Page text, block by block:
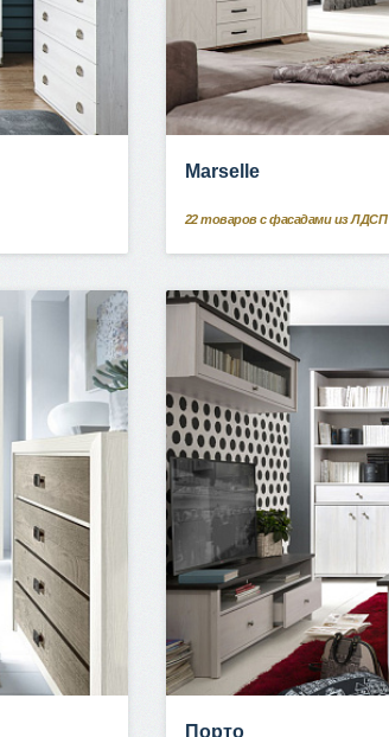
Marselle
22 товаров с фасадами из ЛДСП
Порто